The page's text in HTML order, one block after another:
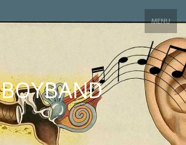
MENU
BOYBAND